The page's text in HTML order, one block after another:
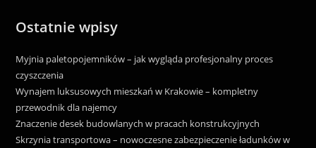
Ostatnie wpisy
Myjnia paletopojemników – jak wygląda profesjonalny proces
czyszczenia
Wynajem luksusowych mieszkań w Krakowie – kompletny
przewodnik dla najemcy
Znaczenie desek budowlanych w pracach konstrukcyjnych
Skrzynia transportowa – nowoczesne zabezpieczenie ładunków w